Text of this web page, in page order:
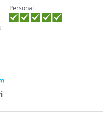
Personal